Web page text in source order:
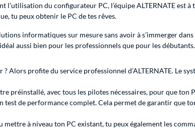
l’utilisation du configurateur PC, l’équipe ALTERNATE est
tu peux obtenir le PC de tes rêves.
informatiques sur mesure sans avoir à s’immerger
aussi bien pour les professionnels que pour les débutants.
Alors profite du service professionnel d’ALTERNATE. Le
préinstallé, avec tous les pilotes nécessaires, pour que ton
test de performance complet. Cela permet de garantir que
mettre à niveau ton PC existant, tu peux également les